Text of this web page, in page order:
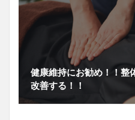
健康維持にお勧め！！整
改善する！！